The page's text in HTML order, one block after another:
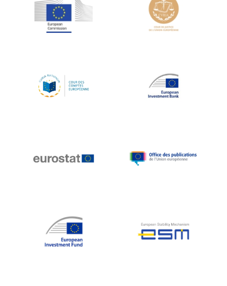
Jean-Louis Schiltz
Jean-Victor Louis
Johnny Åkerholm
Katharien L.C. Hunt
Klaus-Heiner Lehne
Koen LENAERTS
Lars Heikensten